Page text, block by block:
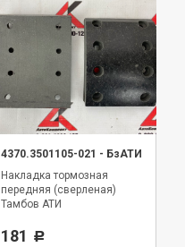
4370.3501105-021 - БзАТИ
Накладка тормозная
передняя (сверленая)
Тамбов АТИ
181 Р